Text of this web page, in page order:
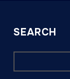
SEARCH